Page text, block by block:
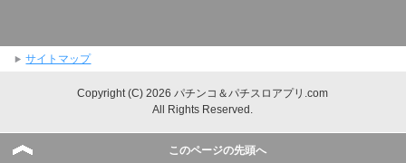
サイトマップ
Copyright (C) 2026 パチンコ＆パチスロアプリ.com
All Rights Reserved.
このページの先頭へ